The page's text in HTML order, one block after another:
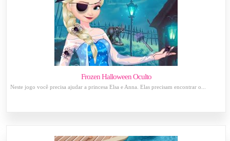
Frozen Halloween Oculto
Neste jogo você precisa ajudar a princesa Elsa e Anna. Elas precisam encontrar o...